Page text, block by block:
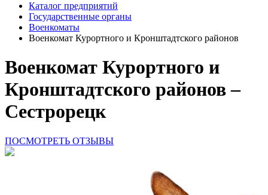
Каталог предприятий
Государственные органы
Военкоматы
Военкомат Курортного и Кронштадтского районов
Военкомат Курортного и
Кронштадтского районов –
Сестрорецк
ПОСМОТРЕТЬ ОТЗЫВЫ